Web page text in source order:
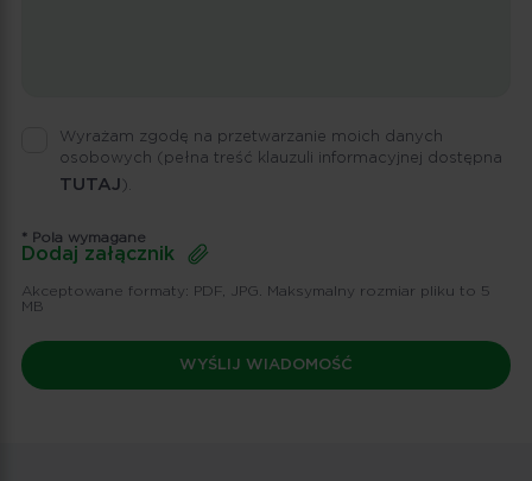
Dodaj załącznik
Akceptowane formaty: PDF, JPG. Maksymalny rozmiar pliku to 5
MB
Wyrażam zgodę na przetwarzanie moich danych
osobowych (pełna treść klauzuli informacyjnej dostępna
TUTAJ ).
* Pola wymagane